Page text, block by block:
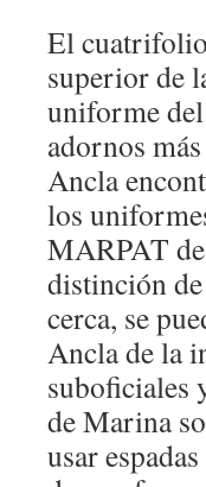
El
superior de
uniforme
adornos
Ancla
los
MARPAT
distinción
cerca, se
Ancla de la
suboficiales
de Marina
usar